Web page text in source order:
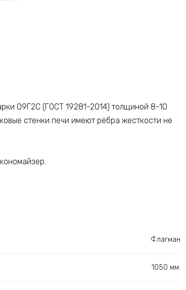
09Г2С (ГОСТ 19281-2014) толщиной 8-10
стенки печи имеют рёбра жесткости не
Флагман
1050 мм.